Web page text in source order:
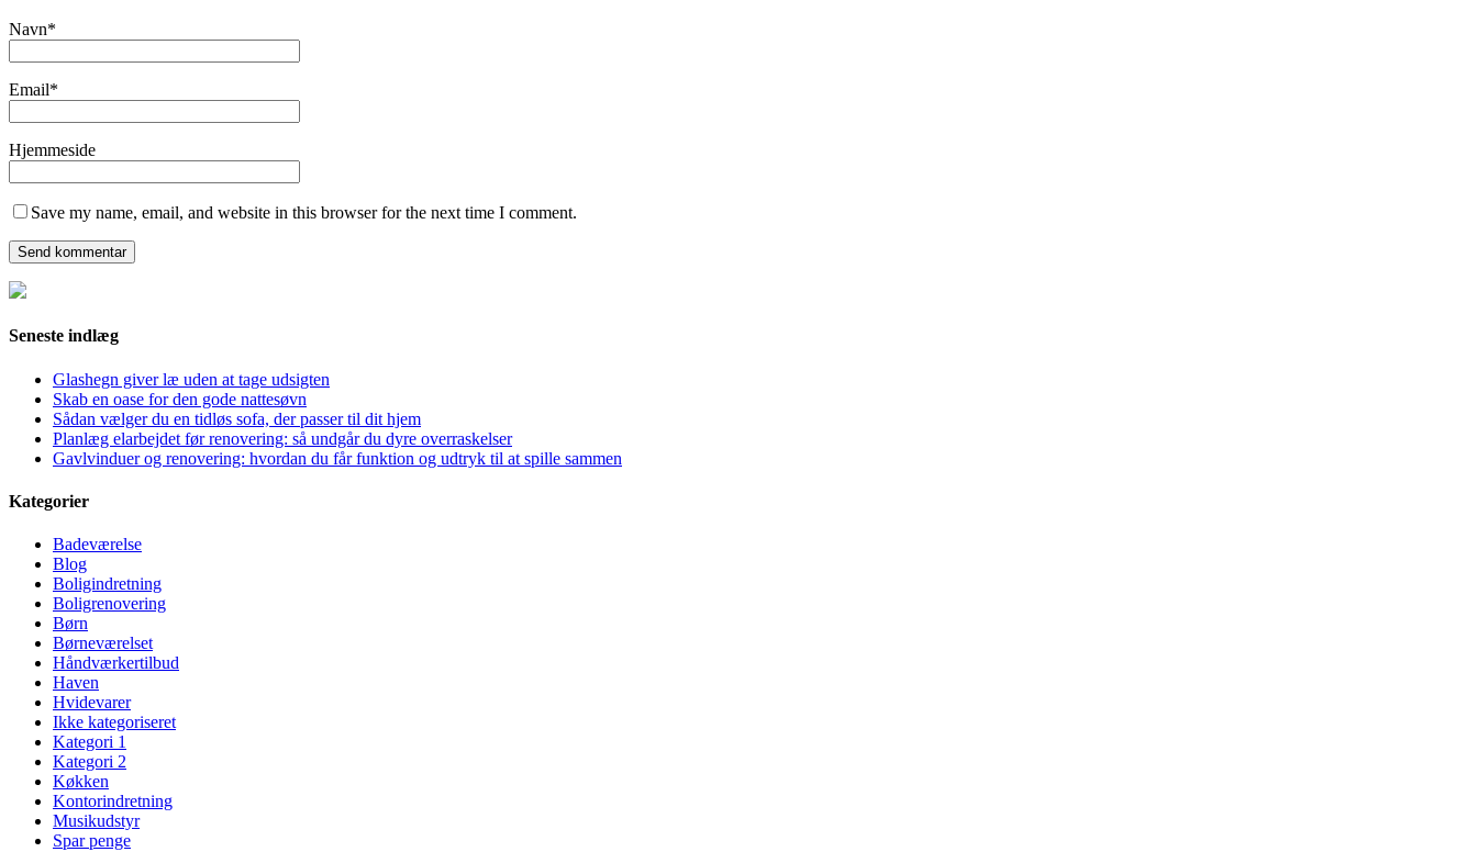
Navn*
Email*
Hjemmeside
Save my name, email, and website in this browser for the next time I comment.
Seneste indlæg
Glashegn giver læ uden at tage udsigten
Skab en oase for den gode nattesøvn
Sådan vælger du en tidløs sofa, der passer til dit hjem
Planlæg elarbejdet før renovering: så undgår du dyre overraskelser
Gavlvinduer og renovering: hvordan du får funktion og udtryk til at spille sammen
Kategorier
Badeværelse
Blog
Boligindretning
Boligrenovering
Børn
Børneværelset
Håndværkertilbud
Haven
Hvidevarer
Ikke kategoriseret
Kategori 1
Kategori 2
Køkken
Kontorindretning
Musikudstyr
Spar penge